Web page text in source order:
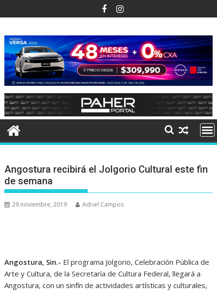
al
Angostura recibirá el Jolgorio Cultural este fin
de semana
29 noviembre, 2019 Adriel Campos
Angostura, Sin.- El programa Jolgorio, Celebración Pública de
Arte y Cultura, de la Secretaría de Cultura Federal, llegará a
Angostura, con un sinfín de actividades artísticas y culturales,